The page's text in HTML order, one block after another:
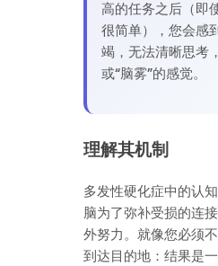
高的任务之后（即
很简单），您会感
竭，无法清晰思考
或“脑雾”的感觉。
理解其机制
多发性硬化症中的认
脑为了弥补受损的连
外努力。就像您必须
到达目的地：结果是